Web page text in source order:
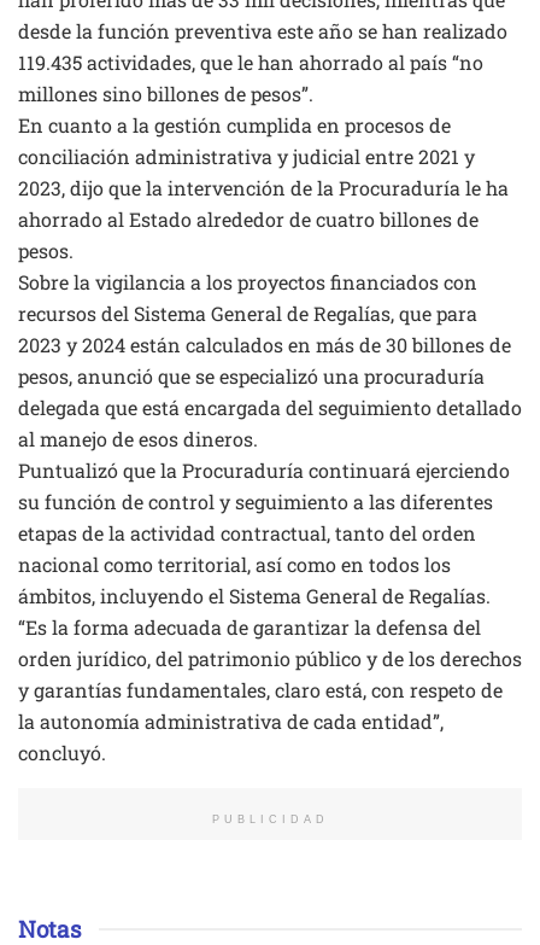
desde la función preventiva este año se han realizado
119.435 actividades, que le han ahorrado al país “no
millones sino billones de pesos”.
En cuanto a la gestión cumplida en procesos de
conciliación administrativa y judicial entre 2021 y
2023, dijo que la intervención de la Procuraduría le ha
ahorrado al Estado alrededor de cuatro billones de
pesos.
Sobre la vigilancia a los proyectos financiados con
recursos del Sistema General de Regalías, que para
2023 y 2024 están calculados en más de 30 billones de
pesos, anunció que se especializó una procuraduría
delegada que está encargada del seguimiento detallado
al manejo de esos dineros.
Puntualizó que la Procuraduría continuará ejerciendo
su función de control y seguimiento a las diferentes
etapas de la actividad contractual, tanto del orden
nacional como territorial, así como en todos los
ámbitos, incluyendo el Sistema General de Regalías.
“Es la forma adecuada de garantizar la defensa del
orden jurídico, del patrimonio público y de los derechos
y garantías fundamentales, claro está, con respeto de
la autonomía administrativa de cada entidad”,
concluyó.
PUBLICIDAD
Notas